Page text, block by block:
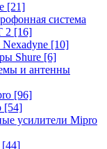
[21]
система
2 [16]
[10]
Shure [6]
и антенны
[96]
[54]
усилители Mipro
[44]